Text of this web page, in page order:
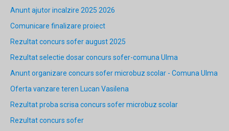
Anunt ajutor incalzire 2025 2026
Comunicare finalizare proiect
Rezultat concurs sofer august 2025
Rezultat selectie dosar concurs sofer-comuna Ulma
Anunt organizare concurs sofer microbuz scolar - Comuna Ulma
Oferta vanzare teren Lucan Vasilena
Rezultat proba scrisa concurs sofer microbuz scolar
Rezultat concurs sofer